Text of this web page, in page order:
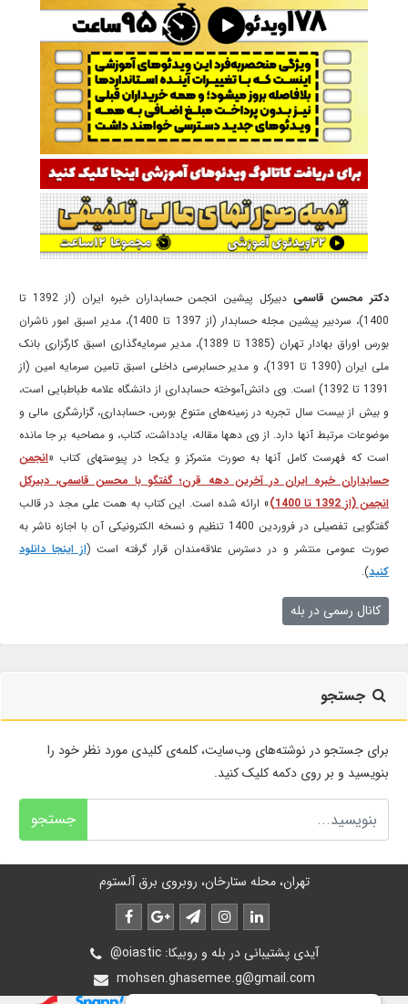
دکتر محسن قاسمی
دبیرکل پیشین انجمن حسابداران خبره ایران (از 1392 تا
1400)، سردبیر پیشین مجله حسابدار (از 1397 تا 1400)، مدیر اسبق امور ناشران
بورس اوراق بهادار تهران (1385 تا 1389)، مدیر سرمایه‌گذاری اسبق کارگزاری بانک
ملی ایران (1390 تا 1391)، و مدیر حسابرسی داخلی اسبق تامین سرمایه امین (از
1391 تا 1392) است. وی دانش‌آموخته حسابداری از دانشگاه علامه طباطبایی است،
و بیش از بیست سال تجربه در زمینه‌های متنوع بورس، حسابداری، گزارشگری مالی و
موضوعات مرتبط آنها دارد. از وی دهها مقاله، یادداشت، کتاب، و مصاحبه بر جا مانده
است که فهرست کامل آنها به صورت متمرکز و یکجا در پیوستهای کتاب «انجمن
حسابداران خبره ایران در آخرین دهه قرن؛ گفتگو با محسن قاسمی، دبیرکل
انجمن (از 1392 تا 1400)
» ارائه شده است. این کتاب به همت علی مجد در قالب
گفتگویی تفصیلی در فروردین 1400 تنظیم و نسخه الکترونیکی آن با اجازه ناشر به
صورت عمومی منتشر و در دسترس علاقه‌مندان قرار گرفته است (از اینجا دانلود
کنید).
کانال رسمی در بله
جستجو
برای جستجو در نوشته‌های وب‌سایت، کلمه‌ی کلیدی مورد نظر خود را
بنویسید و بر روی دکمه کلیک کنید.
جستجو
تهران، محله ستارخان، روبروی برق آلستوم
@oiastic :آیدی پشتیبانی در بله و روبیکا
mohsen.ghasemee.g@gmail.com